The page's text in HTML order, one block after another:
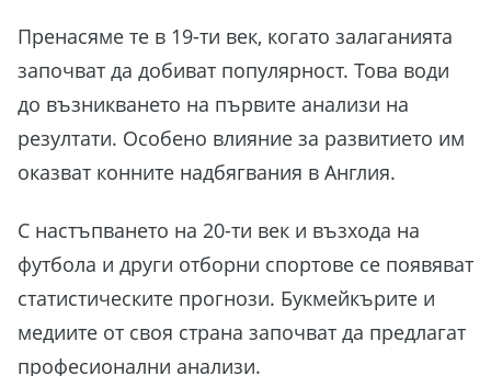
Пренасяме те в 19-ти век, когато залаганията
започват да добиват популярност. Това води
до възникването на първите анализи на
резултати. Особено влияние за развитието им
оказват конните надбягвания в Англия.
С настъпването на 20-ти век и възхода на
футбола и други отборни спортове се появяват
статистическите прогнози. Букмейкърите и
медиите от своя страна започват да предлагат
професионални анализи.